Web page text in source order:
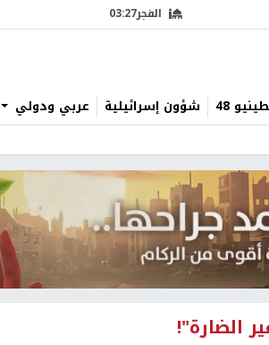
الفجر03:27
48 شؤون إسرائيلية عربي ودولي
الضارة"!